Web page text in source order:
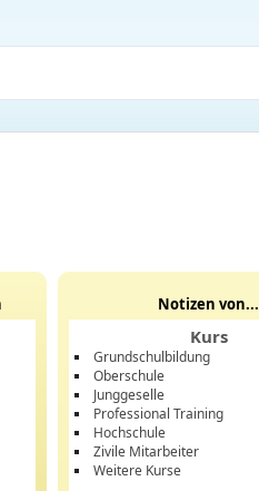
Notizen von...
Kurs
Grundschulbildung
Oberschule
Junggeselle
Professional Training
Hochschule
Zivile Mitarbeiter
Weitere Kurse